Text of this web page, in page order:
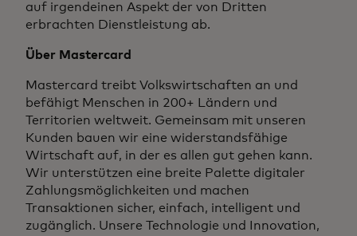
auf irgendeinen Aspekt der von Dritten
erbrachten Dienstleistung ab.
Über Mastercard
Mastercard treibt Volkswirtschaften an und
befähigt Menschen in 200+ Ländern und
Territorien weltweit. Gemeinsam mit unseren
Kunden bauen wir eine widerstandsfähige
Wirtschaft auf, in der es allen gut gehen kann.
Wir unterstützen eine breite Palette digitaler
Zahlungsmöglichkeiten und machen
Transaktionen sicher, einfach, intelligent und
zugänglich. Unsere Technologie und Innovation,